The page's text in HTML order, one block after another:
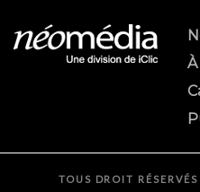
TOUS DROIT